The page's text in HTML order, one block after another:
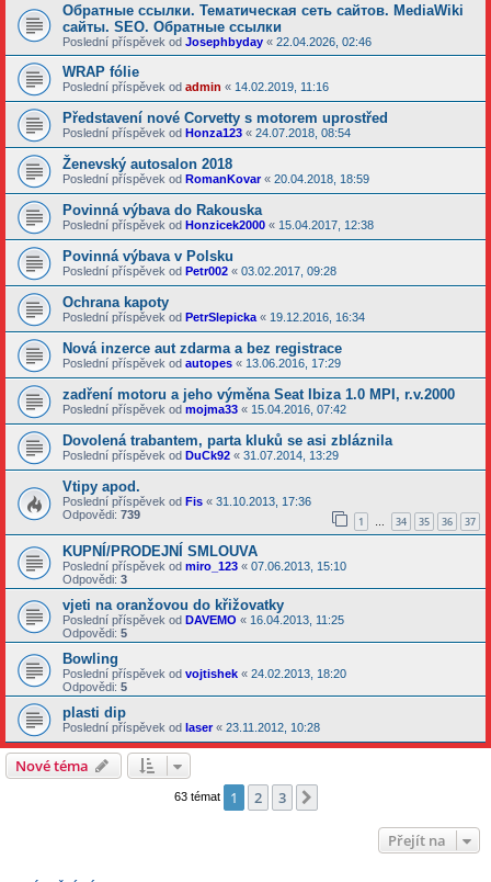
Обратные ссылки. Тематическая сеть сайтов. MediaWiki
сайты. SEO. Обратные ссылки
Poslední příspěvek od Josephbyday « 22.04.2026, 02:46
WRAP fólie
Poslední příspěvek od admin « 14.02.2019, 11:16
Představení nové Corvetty s motorem uprostřed
Poslední příspěvek od Honza123 « 24.07.2018, 08:54
Ženevský autosalon 2018
Poslední příspěvek od RomanKovar« 20.04.2018, 18:59
Povinná výbava do Rakouska
Poslední příspěvek od Honzicek2000 « 15.04.2017, 12:38
Povinná výbava v Polsku
Poslední příspěvek od Petr002 « 03.02.2017, 09:28
Ochrana kapoty
Poslední příspěvek od PetrSlepicka « 19.12.2016, 16:34
Nová inzerce aut zdarma a bez registrace
Poslední příspěvek od autopes « 13.06.2016, 17:29
zadření motoru a jeho výměna Seat Ibiza 1.0 MPI, r.v.2000
Poslední příspěvek od mojma33 « 15.04.2016, 07:42
Dovolená trabantem, parta kluků se asi zbláznila
Poslední příspěvek od DuCk92 « 31.07.2014, 13:29
Vtipy apod.
Poslední příspěvek od Fis « 31.10.2013, 17:36
Odpovědi: 739 1 … 34 35 36 37
KUPNÍ/PRODEJNÍ SMLOUVA
Poslední příspěvek od miro_123 « 07.06.2013, 15:10
Odpovědi: 3
vjeti na oranžovou do křižovatky
Poslední příspěvek od DAVEMO « 16.04.2013, 11:25
Odpovědi: 5
Bowling
Poslední příspěvek od vojtishek « 24.02.2013, 18:20
Odpovědi: 5
plasti dip
Poslední příspěvek od laser« 23.11.2012, 10:28
Nové téma
63 témat 1 2 3
Přejít na